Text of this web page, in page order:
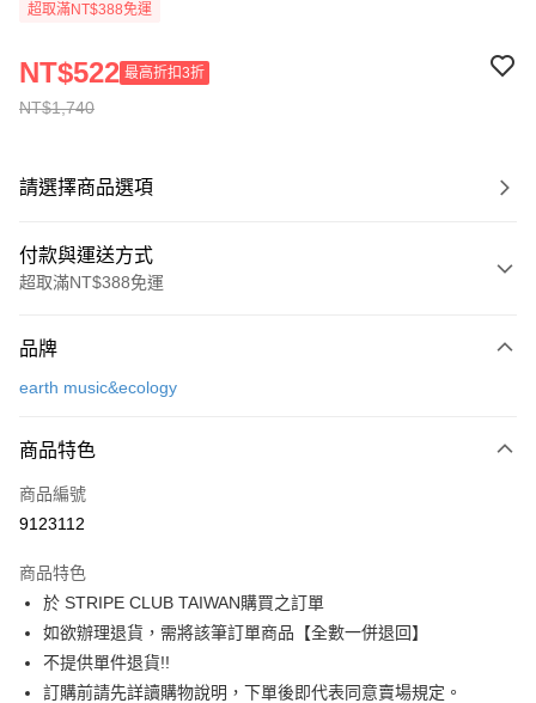
超取滿NT$388免運
NT$1,740
NT$522 最高折扣3折
請選擇商品選項
付款與運送方式
超取滿NT$388免運
信用卡一次付款
3 期 0 利率 每期
合作金庫商業銀行
上海商業儲蓄銀行
臺灣中小企業銀行
匯豐（台灣）商業銀行
華泰商業銀行
聯邦商業銀行
遠東國際商業銀行
元大商業銀行
玉山商業銀行
星展（台灣）商業銀行
超商取貨付款
LINE Pay
Apple Pay
街口支付
悠遊付
品牌
earth music&ecology
商品特色
商品編號
9123112
商品特色
於 STRIPE CLUB TAIWAN購買之訂單
如欲辦理退貨，需將該筆訂單商品【全數一併退回】
不提供單件退貨!!
訂購前請先詳讀購物說明，下單後即代表同意賣場規定。